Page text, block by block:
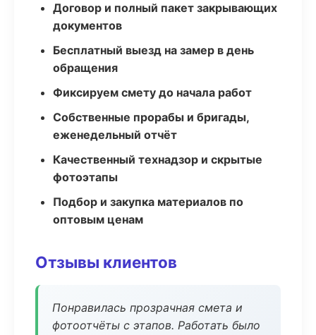
Договор и полный пакет закрывающих
документов
Бесплатный выезд на замер в день
обращения
Фиксируем смету до начала работ
Собственные прорабы и бригады,
еженедельный отчёт
Качественный технадзор и скрытые
фотоэтапы
Подбор и закупка материалов по
оптовым ценам
Отзывы клиентов
Понравилась прозрачная смета и
фотоотчёты с этапов. Работать было